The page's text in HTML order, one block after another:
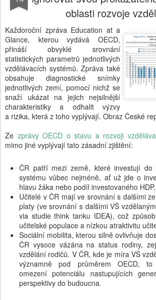
oblasti rozvoje
Každoroční zpráva Education at a
Glance, kterou vydává OECD,
přináší obvyklé srovnání
statistických parametrů jednotlivých
vzdělávacích systémů. Zpráva také
obsahuje diagnostické snímky
jednotlivých zemí, pomocí nichž se
snaží ukázat na jejich nejsilnější
charakteristiky a odhalit výzvy
a rizika, která z toho vyplývají. Obraz České
Ze zprávy OECD o stavu a rozvoji
mimo jiné vyplývají tato zásadní zjištění:
ČR patří mezi země, které investují do
systému vůbec nejméně, ať už jde o
hlavu žáka nebo podíl investovaného HDP.
Učitelé v ČR mají ve srovnání s dalšími
platy (ve srovnání s dalšími VŠ
via studie think tanku IDEA), což
učitelské populace a nízkou atraktivitu
Sociální mobilita, kterou silně ovlivňuje
ČR vysoce vázána na status rodiny,
vzdělání rodičů. V ČR, kde je míra VŠ
významně pod průměrem OECD, to
omezení potenciálu nastupujících
perspektivy do budoucna.